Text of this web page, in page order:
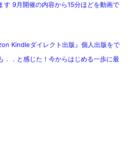
す 9月開催の内容から15分ほどを動画で
Kindleダイレクト出版』個人出版をで
．．と感じた！今からはじめる一歩に最